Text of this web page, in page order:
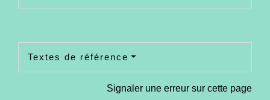
Textes de référence
Signaler une erreur sur cette page